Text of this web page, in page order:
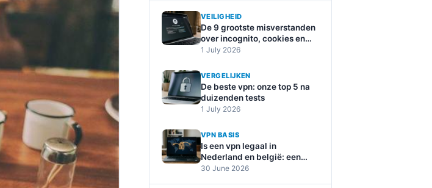
VEILIGHEID
De 9 grootste misverstanden
over incognito, cookies en
online tracking
1 July 2026
VERGELIJKEN
De beste vpn: onze top 5 na
duizenden tests
1 July 2026
VPN BASIS
Is een vpn legaal in
Nederland en belgië: een
duidelijke uitleg
30 June 2026